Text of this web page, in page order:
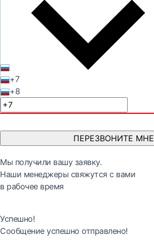
+7
+8
ПЕРЕЗВОНИТЕ МНЕ
Мы получили вашу заявку.
Наши менеджеры свяжутся с вами
в рабочее время
Успешно!
Сообщение успешно отправлено!